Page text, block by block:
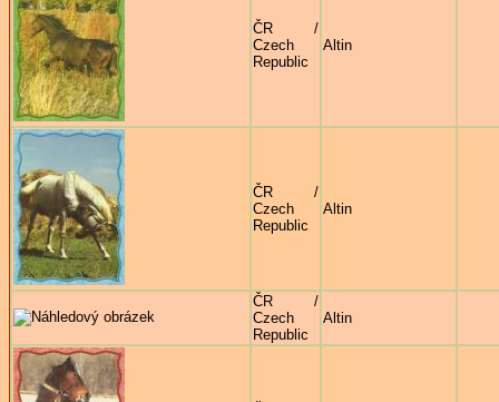
ČR /
Czech
Republic
Altin
ČR /
Czech
Republic
Altin
ČR /
Czech
Republic
Altin